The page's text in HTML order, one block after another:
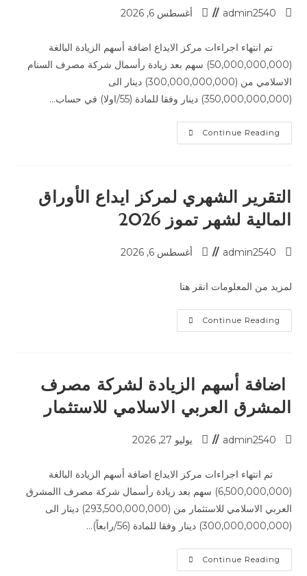
admin2540 أغسطس 6, 2026
تم انتهاء اجراءات مركز الايداع اضافة أسهم الزيادة البالغة
(50,000,000,000) سهم بعد زيادة رأسمال شركة مصرف السنام
الاسلامي من (300,000,000,000) دينار الى
(350,000,000,000) دينار وفقا للمادة (55/اولا) في حساب…
Continue Reading
التقرير الشهري لمركز ايداع الأوراق
المالية لشهر تموز 2026
admin2540 أغسطس 6, 2026
لمزيد من المعلومات انقر هنا
Continue Reading
اضافة أسهم الزيادة لشركة مصرف
المشرق العربي الاسلامي للاستثمار
admin2540 يوليو 27, 2026
تم انتهاء اجراءات مركز الايداع اضافة أسهم الزيادة البالغة
(6,500,000,000) سهم بعد زيادة رأسمال شركة مصرف االمشرق
العربي الاسلامي للاستثمار من (293,500,000,000) دينار الى
(300,000,000,000) دينار وفقا للمادة (56/رابعاً)…
Continue Reading